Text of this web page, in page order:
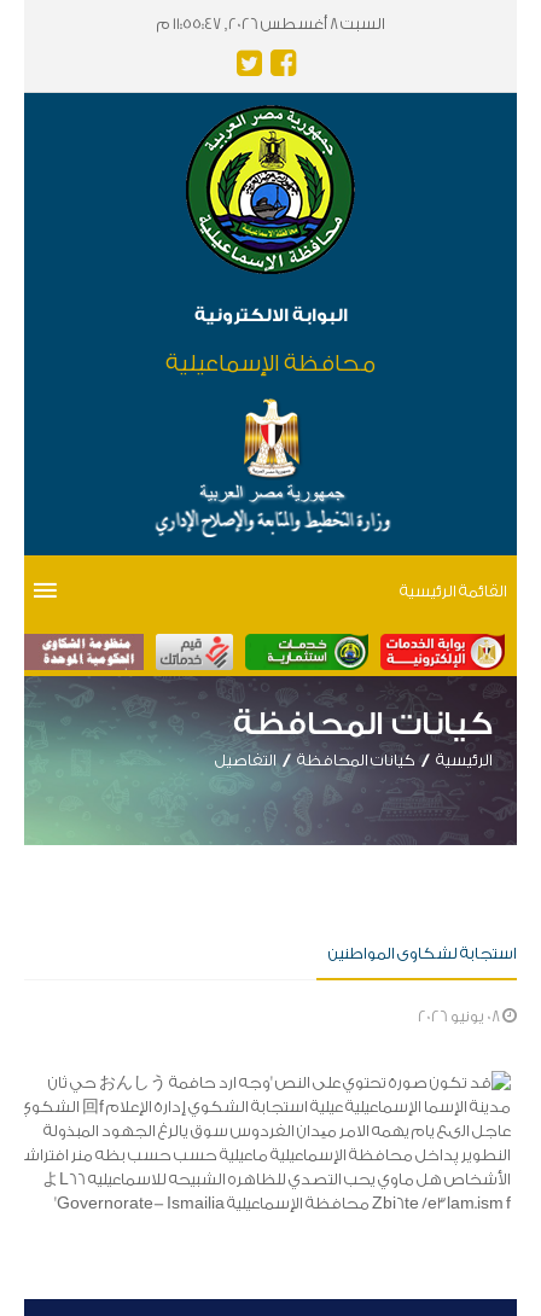
السبت 8 أغسطس 2026, 11:55:47 م
البوابة الالكترونية
محافظة الإسماعيلية
القائمة الرئيسية
كيانات المحافظة
الرئيسية كيانات المحافظة التفاصيل
استجابة لشكاوى المواطنين